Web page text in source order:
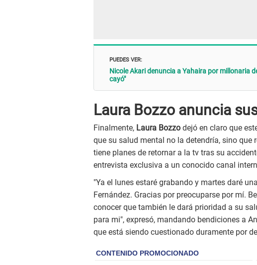
PUEDES VER:
Nicole Akari denuncia a Yahaira por millonaria
cayó"
Laura Bozzo anuncia
Finalmente, Laura Bozzo dejó en claro que
que su salud mental no la detendría, sino
tiene planes de retornar a la tv tras su
entrevista exclusiva a un conocido canal
"Ya el lunes estaré grabando y martes daré
Fernández. Gracias por preocuparse por mí.
conocer que también le dará prioridad a su
para mi", expresó, mandando bendiciones a
que está siendo cuestionado duramente por